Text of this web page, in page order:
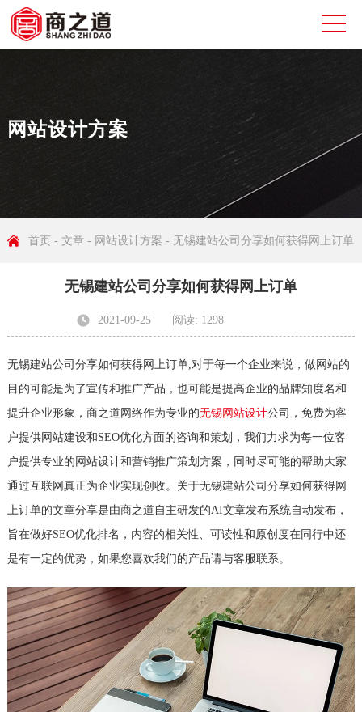
网站设计方案
首页 - 文章- 网站设计方案 - 无锡建站公司分享如何获得网上订单
无锡建站公司分享如何获得网上订单
2021-09-25 阅读: 1298
无锡建站公司分享如何获得网上订单,对于每一个企业来说，做网站的
目的可能是为了宣传和推广产品，也可能是提高企业的品牌知度名和
提升企业形象，商之道网络作为专业的无锡网站设计公司，免费为客
户提供网站建设和SEO优化方面的咨询和策划，我们力求为每一位客
户提供专业的网站设计和营销推广策划方案，同时尽可能的帮助大家
通过互联网真正为企业实现创收。关于无锡建站公司分享如何获得网
上订单的文章分享是由商之道自主研发的AI文章发布系统自动发布，
旨在做好SEO优化排名，内容的相关性、可读性和原创度在同行中还
是有一定的优势，如果您喜欢我们的产品请与客服联系。